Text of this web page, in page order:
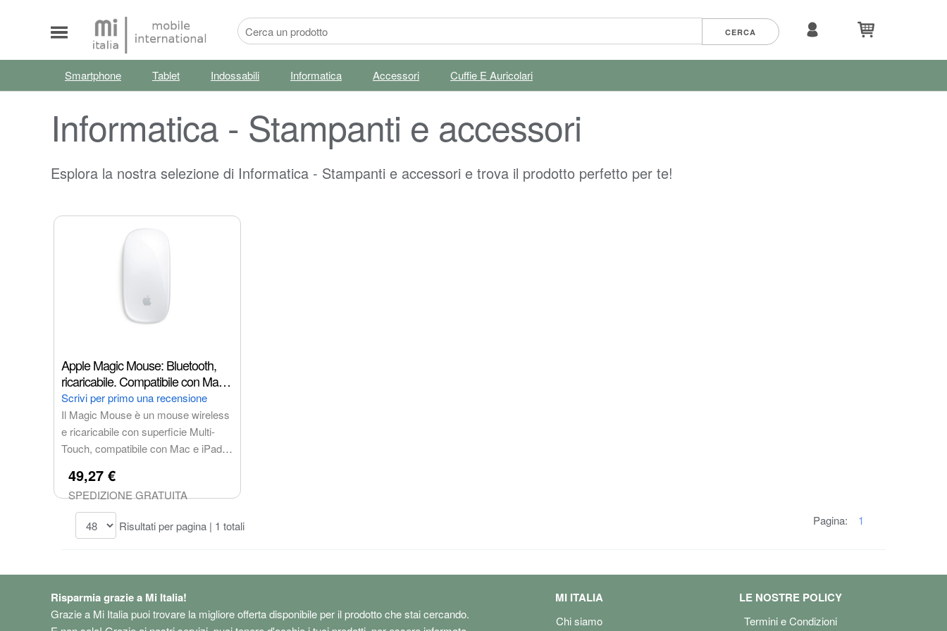
Smartphone Tablet Indossabili Informatica Accessori Cuffie E Auricolari
Informatica - Stampanti e accessori
Esplora la nostra selezione di Informatica - Stampanti e accessori e trova il prodotto perfetto per te!
Apple Magic Mouse: Bluetooth,
ricaricabile. Compatibile con Mac o
iPad; Bianco, superficie Multi-
Touch (USB-C)
Scrivi per primo una recensione
Il Magic Mouse è un mouse wireless
e ricaricabile con superficie Multi-
Touch, compatibile con Mac e iPad.
fluida e intuitiva, con un'autonomia di
oltre un mese e una connessione
USB-C per una ricarica rapida e
semplice.
49,27 €
SPEDIZIONE GRATUITA
Risultati per pagina | 1 totali Pagina: 1
Risparmia grazie a Mi Italia!
Grazie a Mi Italia puoi trovare la migliore offerta disponibile per il prodotto che stai cercando.
MI ITALIA
Chi siamo
LE NOSTRE POLICY
Termini e Condizioni